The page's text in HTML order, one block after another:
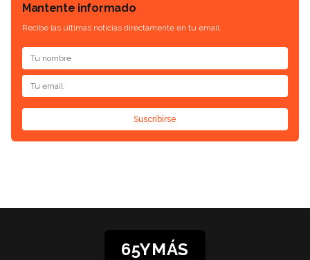
Mantente informado
Recibe las últimas noticias directamente en tu email.
Suscribirse
65YMÁS